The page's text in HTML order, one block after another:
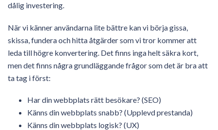
dålig investering.
När vi känner användarna lite bättre kan vi börja gissa,
skissa, fundera och hitta åtgärder som vi tror kommer att
leda till högre konvertering. Det finns inga helt säkra kort,
men det finns några grundläggande frågor som det är bra att
ta tag i först:
Har din webbplats rätt besökare? (SEO)
Känns din webbplats snabb? (Upplevd prestanda)
Känns din webbplats logisk? (UX)